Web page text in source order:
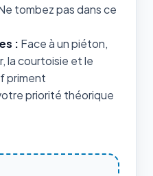
tombez pas dans ce
: Face à un piéton,
la courtoisie et le
priment
priorité théorique